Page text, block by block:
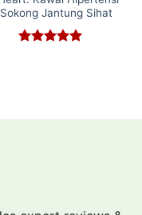
Jantung Sihat